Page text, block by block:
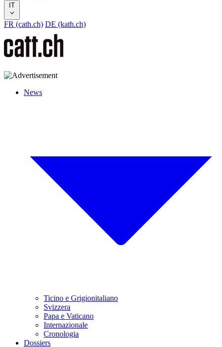
IT
FR (cath.ch) DE (kath.ch)
News
Ticino e Grigionitaliano
Svizzera
Papa e Vaticano
Internazionale
Cronologia
Dossiers